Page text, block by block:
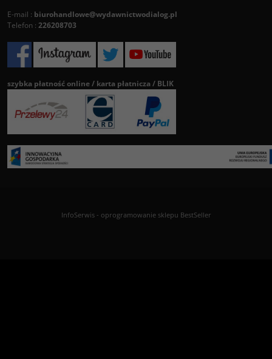
E-mail : biurohandlowe@wydawnictwodialog.pl
Telefon : 226208703
szybka płatność online / karta płatnicza / BLIK
InfoSerwis- oprogramowanie sklepu BestSeller